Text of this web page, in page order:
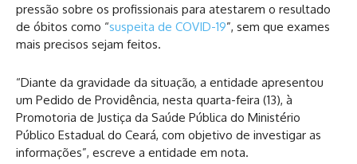
pressão sobre os profissionais para atestarem o resultado
de óbitos como “suspeita de COVID-19”, sem que exames
mais precisos sejam feitos.
“Diante da gravidade da situação, a entidade apresentou
um Pedido de Providência, nesta quarta-feira (13), à
Promotoria de Justiça da Saúde Pública do Ministério
Público Estadual do Ceará, com objetivo de investigar as
informações”, escreve a entidade em nota.